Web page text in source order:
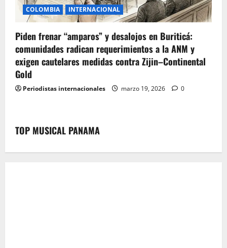
COLOMBIA INTERNACIONAL
Piden frenar “amparos” y desalojos en Buriticá:
comunidades radican requerimientos a la ANM y
exigen cautelares medidas contra Zijin–Continental
Gold
Periodistas internacionales marzo 19, 2026 0
TOP MUSICAL PANAMA